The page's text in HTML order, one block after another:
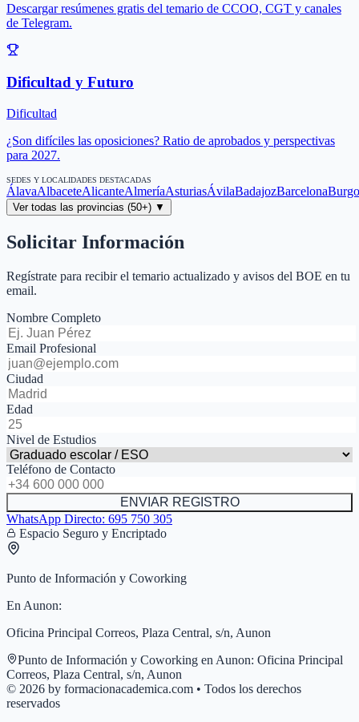
Descargar resúmenes gratis del temario de CCOO, CGT y canales
de Telegram.
Dificultad y Futuro
Dificultad
¿Son difíciles las oposiciones? Ratio de aprobados y perspectivas
para 2027.
SEDES Y LOCALIDADES DESTACADAS
ÁlavaAlbaceteAlicanteAlmeríaAsturiasÁvilaBadajozBarcelona
Ver todas las provincias (50+) ▼
Solicitar Información
Regístrate para recibir el temario actualizado y avisos del BOE en tu
email.
Nombre Completo
Email Profesional
Ciudad
Edad
Nivel de Estudios
Teléfono de Contacto
ENVIAR REGISTRO
WhatsApp Directo: 695 750 305
Espacio Seguro y Encriptado
Punto de Información y Coworking
En Aunon:
Oficina Principal Correos, Plaza Central, s/n, Aunon
Punto de Información y Coworking en Aunon: Oficina Principal
Correos, Plaza Central, s/n, Aunon
© 2026 by formacionacademica.com • Todos los derechos
reservados